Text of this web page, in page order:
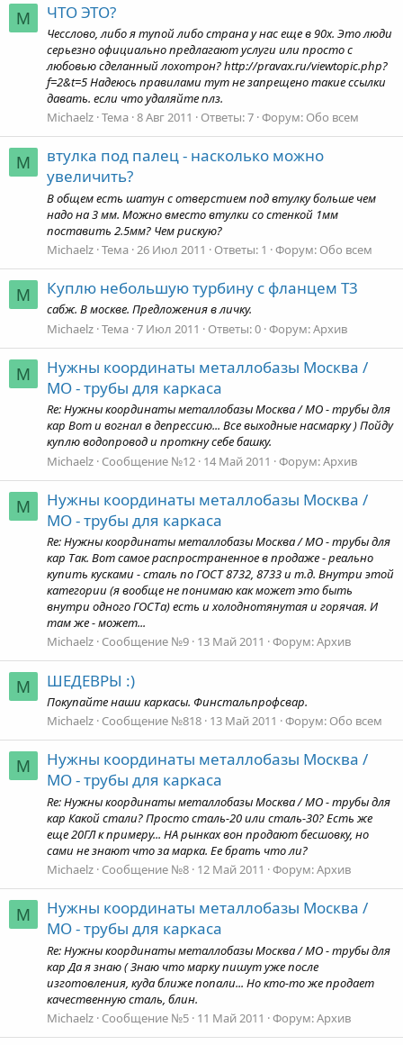
M ЧТО ЭТО?
Чесслово, либо я тупой либо страна у нас еще в 90х. Это люди
серьезно официально предлагают услуги или просто с
любовью сделанный лохотрон? http://pravax.ru/viewtopic.php?
f=2&t=5 Надеюсь правилами тут не запрещено такие ссылки
давать. если что удаляйте плз.
Michaelz Тема 8 Авг 2011 Ответы: 7 Форум: Обо всем
M
втулка под палец - насколько можно
увеличить?
В общем есть шатун с отверстием под втулку больше чем
надо на 3 мм. Можно вместо втулки со стенкой 1мм
поставить 2.5мм? Чем рискую?
Michaelz Тема 26 Июл 2011 Ответы: 1 Форум: Обо всем
M Куплю небольшую турбину с фланцем Т3
сабж. В москве. Предложения в личку.
Michaelz Тема 7 Июл 2011 Ответы: 0 Форум:Архив
M
Нужны координаты металлобазы Москва /
МО - трубы для каркаса
Re: Нужны координаты металлобазы Москва / МО - трубы для
кар Вот и вогнал в депрессию... Все выходные насмарку ) Пойду
куплю водопровод и проткну себе башку.
Michaelz Сообщение №12 14 Май 2011 Форум:Архив
M
Нужны координаты металлобазы Москва /
МО - трубы для каркаса
Re: Нужны координаты металлобазы Москва / МО - трубы для
кар Так. Вот самое распространенное в продаже - реально
купить кусками - сталь по ГОСТ 8732, 8733 и т.д. Внутри этой
категории (я вообще не понимаю как может это быть
внутри одного ГОСТа) есть и холоднотянутая и горячая. И
там же - может...
Michaelz Сообщение №9 13 Май 2011 Форум:Архив
M ШЕДЕВРЫ :)
Покупайте наши каркасы. Финстальпрофсвар.
Michaelz Сообщение №818 13 Май 2011 Форум: Обо всем
M
Нужны координаты металлобазы Москва /
МО - трубы для каркаса
Re: Нужны координаты металлобазы Москва / МО - трубы для
кар Какой стали? Просто сталь-20 или сталь-30? Есть же
еще 20ГЛ к примеру... НА рынках вон продают бесшовку, но
сами не знают что за марка. Ее брать что ли?
Michaelz Сообщение №8 12 Май 2011 Форум:Архив
M
Нужны координаты металлобазы Москва /
МО - трубы для каркаса
Re: Нужны координаты металлобазы Москва / МО - трубы для
кар Да я знаю ( Знаю что марку пишут уже после
изготовления, куда ближе попали... Но кто-то же продает
качественную сталь, блин.
Michaelz Сообщение №5 11 Май 2011 Форум:Архив